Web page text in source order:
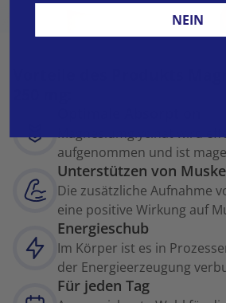
Magnesiumglycinat wird
aufgenommen und ist
Unterstützen von
Die zusätzliche Aufnahme
eine positive Wirkung auf
Energieschub
Im Körper ist es in
der Energieerzeugung
Für jeden Tag
NEIN